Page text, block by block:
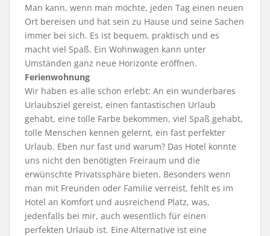
Man kann, wenn man möchte, jeden Tag einen neuen
Ort bereisen und hat sein zu Hause und seine Sachen
immer bei sich. Es ist bequem, praktisch und es
macht viel Spaß. Ein Wohnwagen kann unter
Umständen ganz neue Horizonte eröffnen.
Ferienwohnung
Wir haben es alle schon erlebt: An ein wunderbares
Urlaubsziel gereist, einen fantastischen Urlaub
gehabt, eine tolle Farbe bekommen, viel Spaß gehabt,
tolle Menschen kennen gelernt, ein fast perfekter
Urlaub. Eben nur fast und warum? Das Hotel konnte
uns nicht den benötigten Freiraum und die
erwünschte Privatssphäre bieten. Besonders wenn
man mit Freunden oder Familie verreist, fehlt es im
Hotel an Komfort und ausreichend Platz, was,
jedenfalls bei mir, auch wesentlich für einen
perfekten Urlaub ist. Eine Alternative ist eine